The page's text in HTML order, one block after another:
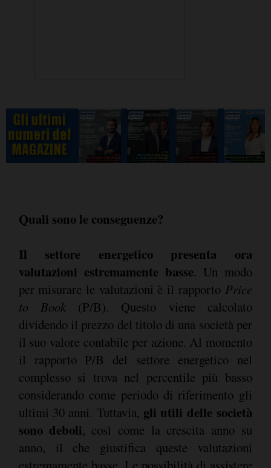
Quali sono le conseguenze?
Il settore energetico presenta ora
valutazioni estremamente basse. Un modo
per misurare le valutazioni è il rapportoPrice
to Book (P/B). Questo viene calcolato
dividendo il prezzo del titolo di una società per
il suo valore contabile per azione. Al momento
il rapporto P/B del settore energetico nel
complesso si trova nel percentile più basso
considerando come periodo di riferimento gli
ultimi 30 anni. Tuttavia, gli utili delle società
sono deboli, così come la crescita anno su
anno, il che giustifica queste valutazioni